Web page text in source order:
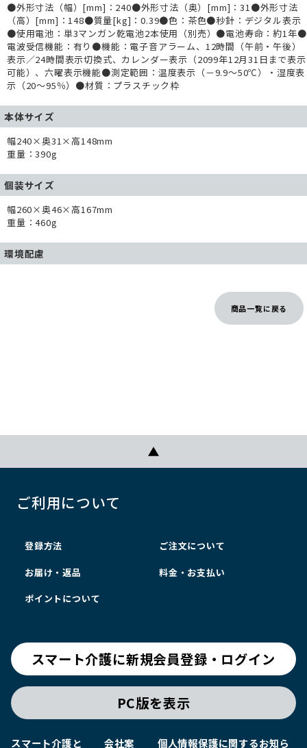
●外形寸法（幅）[mm]：240●外形寸法（奥）[mm]：31●外形寸法
（高）[mm]：148●質量[kg]：0.39●色：茶色●秒針：デジタル表示
●使用電池：単3マンガン乾電池2本使用（別売）●電池寿命：約1年●
電波受信機能：有り●機能：電子音アラーム、12時間（午前・午後）
表示／24時間表示切換式、カレンダー表示（2099年12月31日まで表示
可能）、六曜表示機能●測定範囲：温度表示（－9.9～50℃）・湿度表
示（20～95％）●材質：プラスチック枠
本体サイズ
幅240×奥31×高148mm
重量：390g
個装サイズ
幅260×奥46×高167mm
重量：460g
環境配慮
商品一覧に戻る
ご利用について
登録方法 ご注文について
お届け・返品 料金・お支払い
ポイントについて
スマート介護に新規会員登録・ログイン
PC版を表示
スマート介護と 会社案 個人情報保護に関するお知ら